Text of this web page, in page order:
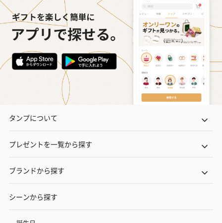
タンプについて
プレゼントを一覧から探す
ブランドから探す
シーンから探す